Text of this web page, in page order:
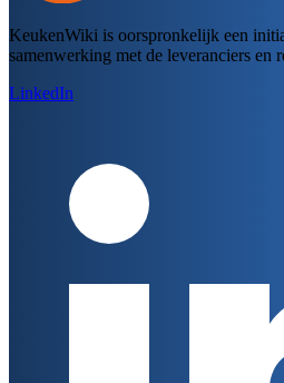
KeukenWiki is oorspronkelijk een
samenwerking met de leveranciers en
LinkedIn